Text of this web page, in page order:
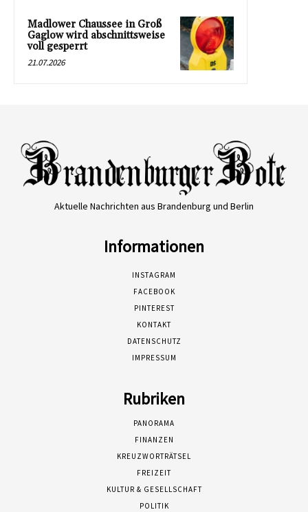
Madlower Chaussee in Groß
Gaglow wird abschnittsweise
voll gesperrt
21.07.2026
Aktuelle Nachrichten aus Brandenburg und Berlin
Informationen
INSTAGRAM
FACEBOOK
PINTEREST
KONTAKT
DATENSCHUTZ
IMPRESSUM
Rubriken
PANORAMA
FINANZEN
KREUZWORTRÄTSEL
FREIZEIT
KULTUR & GESELLSCHAFT
POLITIK